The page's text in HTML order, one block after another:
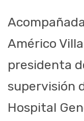
Américo
presidenta
supervisión
Hospital